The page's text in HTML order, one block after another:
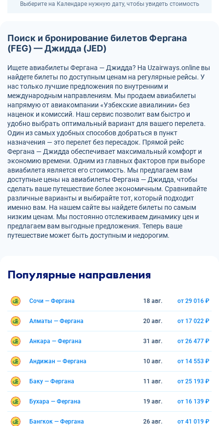
Выберите на Календаре нужную дату, чтобы увидеть стоимость
Поиск и бронирование билетов Фергана
(FEG) — Джидда (JED)
Ищете авиабилеты Фергана — Джидда? На Uzairways.online вы
найдете билеты по доступным ценам на регулярные рейсы. У
нас только лучшие предложения по внутренним и
международным направлениям. Мы продаем авиабилеты
напрямую от авиакомпании «Узбекские авиалинии» без
наценок и комиссий. Наш сервис позволит вам быстро и
удобно выбрать оптимальный вариант для вашего перелета.
Один из самых удобных способов добраться в пункт
назначения — это перелет без пересадок. Прямой рейс
Фергана — Джидда обеспечивает максимальный комфорт и
экономию времени. Одним из главных факторов при выборе
авиабилета является его стоимость. Мы предлагаем вам
доступные цены на авиабилеты Фергана — Джидда, чтобы
сделать ваше путешествие более экономичным. Сравнивайте
различные варианты и выбирайте тот, который подходит
именно вам. На нашем сайте вы найдете билеты по самым
низким ценам. Мы постоянно отслеживаем динамику цен и
предлагаем вам выгодные предложения. Теперь ваше
путешествие может быть доступным и недорогим.
Популярные направления
Сочи — Фергана 18 авг. от 29 016 ₽
Алматы — Фергана 20 авг. от 17 022 ₽
Анкара — Фергана 31 авг. от 26 477 ₽
Андижан — Фергана 10 авг. от 14 553 ₽
Баку — Фергана 11 авг. от 25 193 ₽
Бухара — Фергана 19 авг. от 16 139 ₽
Бангкок — Фергана 26 авг. от 41 019 ₽